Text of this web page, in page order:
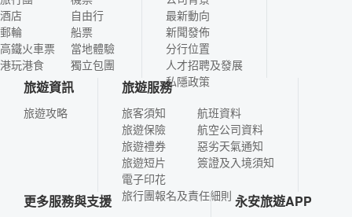
酒店
郵輪
高鐵火車票
港玩港食
自由行
船票
當地體驗
獨立包團
最新動向
新聞發佈
分行位置
人才招聘及發展
私隱政策
旅遊資訊
旅遊攻略
旅遊服務
旅客須知
旅遊保險
旅遊禮券
旅遊短片
電子印花
航班資料
航空公司資料
惡劣天氣通知
簽證及入境須知
旅行團報名及責任細則
更多服務與支援 永安旅遊APP